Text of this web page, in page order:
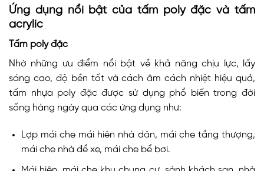
Ứng dụng nổi bật của tấm poly đặc và tấm
acrylic
Tấm poly đặc
Nhờ những ưu điểm nổi bật về khả năng chịu lực, lấy
sáng cao, độ bền tốt và cách âm cách nhiệt hiệu quả,
tấm nhựa poly đặc được sử dụng phổ biến trong đời
sống hàng ngày qua các ứng dụng như:
Lợp mái che mái hiên nhà dân, mái che tầng thượng,
mái che nhà để xe, mái che bể bơi.